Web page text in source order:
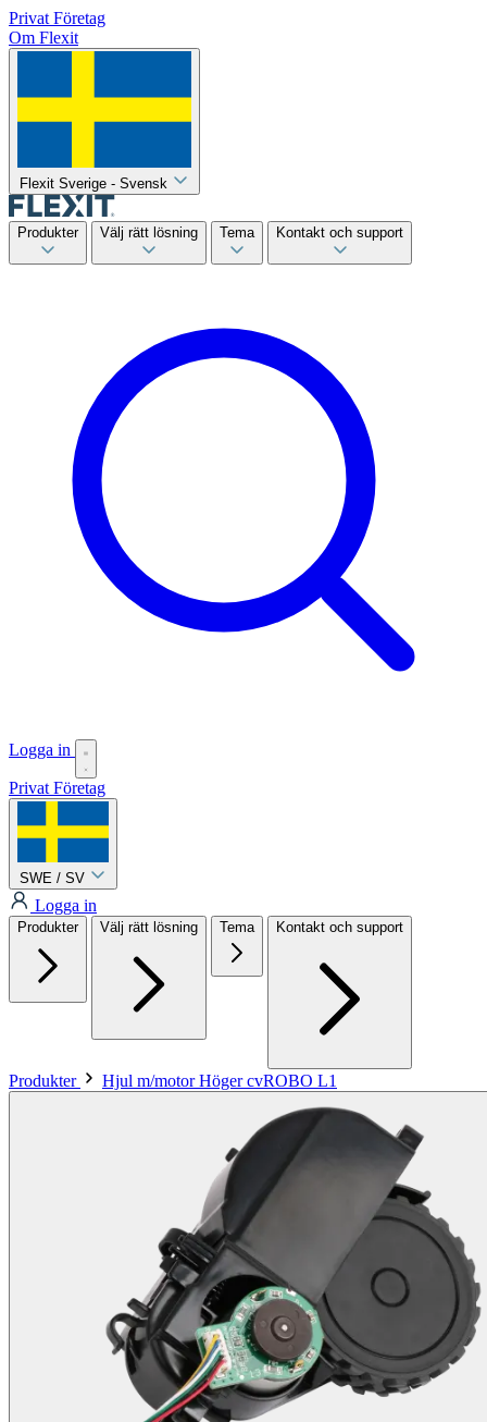
Privat Företag
Om Flexit
Flexit Sverige - Svensk
Produkter Välj rätt lösning Tema Kontakt och support
Logga in
Privat Företag
SWE / SV
Logga in
Produkter Välj rätt lösning Tema Kontakt och support
Produkter Hjul m/motor Höger cvROBO L1